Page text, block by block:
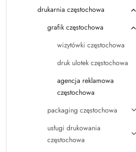
drukarnia częstochowa
grafik częstochowa
wizytówki częstochowa
druk ulotek częstochowa
agencja reklamowa
częstochowa
packaging częstochowa
usługi drukowania
częstochowa